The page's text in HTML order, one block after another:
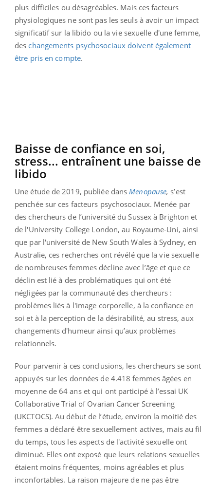
plus difficiles ou désagréables. Mais ces facteurs
physiologiques ne sont pas les seuls à avoir un impact
significatif sur la libido ou la vie sexuelle d'une femme,
des changements psychosociaux doivent également
être pris en compte.
Baisse de confiance en soi,
stress... entraînent une baisse de
libido
Une étude de 2019, publiée dans Menopause, s’est
penchée sur ces facteurs psychosociaux. Menée par
des chercheurs de l’université du Sussex à Brighton et
de l'University College London, au Royaume-Uni, ainsi
que par l'université de New South Wales à Sydney, en
Australie, ces recherches ont révélé que la vie sexuelle
de nombreuses femmes décline avec l’âge et que ce
déclin est lié à des problématiques qui ont été
négligées par la communauté des chercheurs :
problèmes liés à l'image corporelle, à la confiance en
soi et à la perception de la désirabilité, au stress, aux
changements d'humeur ainsi qu’aux problèmes
relationnels.
Pour parvenir à ces conclusions, les chercheurs se sont
appuyés sur les données de 4.418 femmes âgées en
moyenne de 64 ans et qui ont participé à l’essai UK
Collaborative Trial of Ovarian Cancer Screening
(UKCTOCS). Au début de l’étude, environ la moitié des
femmes a déclaré être sexuellement actives, mais au fil
du temps, tous les aspects de l'activité sexuelle ont
diminué. Elles ont exposé que leurs relations sexuelles
étaient moins fréquentes, moins agréables et plus
inconfortables. La raison majeure de ne pas être